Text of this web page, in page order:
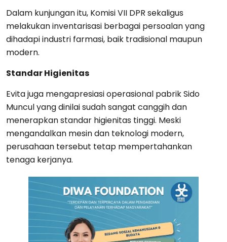
Dalam kunjungan itu, Komisi VII DPR sekaligus
melakukan inventarisasi berbagai persoalan yang
dihadapi industri farmasi, baik tradisional maupun
modern.
Standar Higienitas
Evita juga mengapresiasi operasional pabrik Sido
Muncul yang dinilai sudah sangat canggih dan
menerapkan standar higienitas tinggi. Meski
mengandalkan mesin dan teknologi modern,
perusahaan tersebut tetap mempertahankan
tenaga kerjanya.